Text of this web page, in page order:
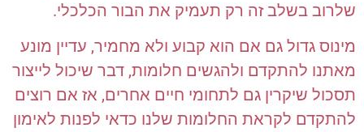
שלרוב בשלב זה רק תעמיק את הבור הכלכלי.
מינוס גדול גם אם הוא קבוע ולא מחמיר, עדיין מונע
מאתנו להתקדם ולהגשים חלומות, דבר שיכול לייצור
תסכול שיקרין גם לתחומי חיים אחרים, אז אם רוצים
להתקדם לקראת החלומות שלנו כדאי לפנות לאימון